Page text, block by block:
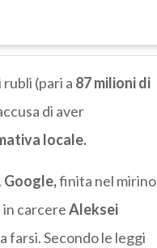
(pari a 87 milioni di
di aver
locale.
Google,finita nel mirino
carcereAleksei
farsi.Secondo le leggi